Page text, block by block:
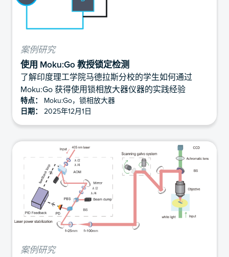
案例研究
使用 Moku:Go 教授锁定检测
了解印度理工学院马德拉斯分校的学生如何通过
Moku:Go 获得使用锁相放大器仪器的实践经验
特点：
Moku:Go，锁相放大器
日期：
2025年12月1日
案例研究